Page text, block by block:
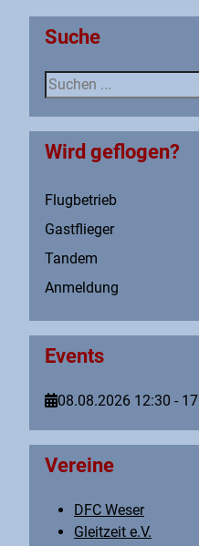
Suche
Suche
Wird geflogen?
Flugbetrieb
Gastflieger
Tandem
Anmeldung
Events
08.08.2026 12:30 -
Vereine
DFC Weser
Gleitzeit e.V.